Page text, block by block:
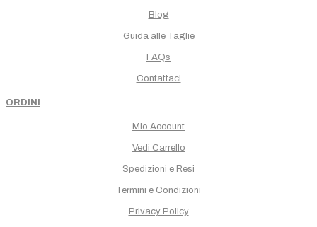
Blog
Guida alle Taglie
FAQs
Contattaci
ORDINI
Mio Account
Vedi Carrello
Spedizioni e Resi
Termini e Condizioni
Privacy Policy